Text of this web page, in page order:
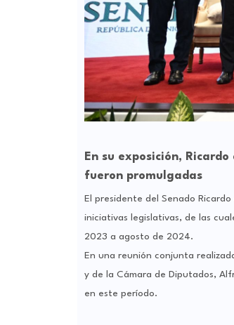
En su exposición,
fueron promulgadas
El presidente del Senado
iniciativas legislativas, de las
2023 a agosto de 2024.
En una reunión conjunta
y de la Cámara de Diputados,
en este período.